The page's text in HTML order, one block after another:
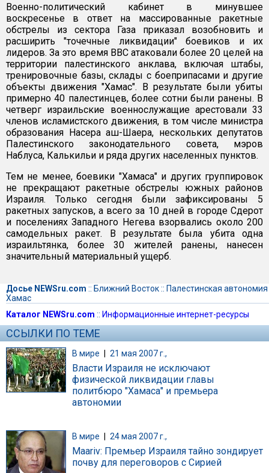
Военно-политический кабинет в минувшее
воскресенье в ответ на массированные ракетные
обстрелы из сектора Газа приказал возобновить и
расширить "точечные ликвидации" боевиков и их
лидеров. За это время ВВС атаковали более 20 целей на
территории палестинского анклава, включая штабы,
тренировочные базы, склады с боеприпасами и другие
объекты движения "Хамас". В результате были убиты
примерно 40 палестинцев, более сотни были ранены. В
четверг израильские военнослужащие арестовали 33
членов исламистского движения, в том числе министра
образования Насера аш-Шаера, нескольких депутатов
Палестинского законодательного совета, мэров
Наблуса, Калькильи и ряда других населенных пунктов.
Тем не менее, боевики "Хамаса" и других группировок
не прекращают ракетные обстрелы южных районов
Израиля. Только сегодня были зафиксированы 5
ракетных запусков, а всего за 10 дней в городе Сдерот
и поселениях Западного Негева взорвались около 200
самодельных ракет. В результате была убита одна
израильтянка, более 30 жителей ранены, нанесен
значительный материальный ущерб.
Досье NEWSru.com :: Ближний Восток:: Палестинская автономия
Хамас
Каталог NEWSru.com :: Информационные интернет-ресурсы
ССЫЛКИ ПО ТЕМЕ
В мире | 21 мая 2007 г.,
Власти Израиля не исключают
физической ликвидации главы
политбюро "Хамаса" и премьера
автономии
В мире 24 мая 2007 г.,
Maariv: Премьер Израиля тайно зондирует
почву для переговоров с Сирией